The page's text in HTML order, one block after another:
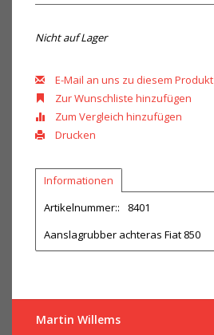
Nicht auf Lager
E-Mail an uns zu diesem Produkt
Zur Wunschliste hinzufügen
Zum Vergleich hinzufügen
Drucken
Informationen
Artikelnummer::
8401
Aanslagrubber achteras Fiat 850
Martin Willems